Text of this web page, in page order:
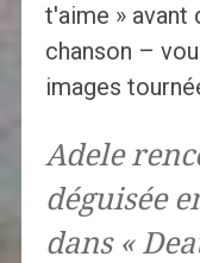
t'aime » avant
chanson –
images
Adele
déguisée
dans «